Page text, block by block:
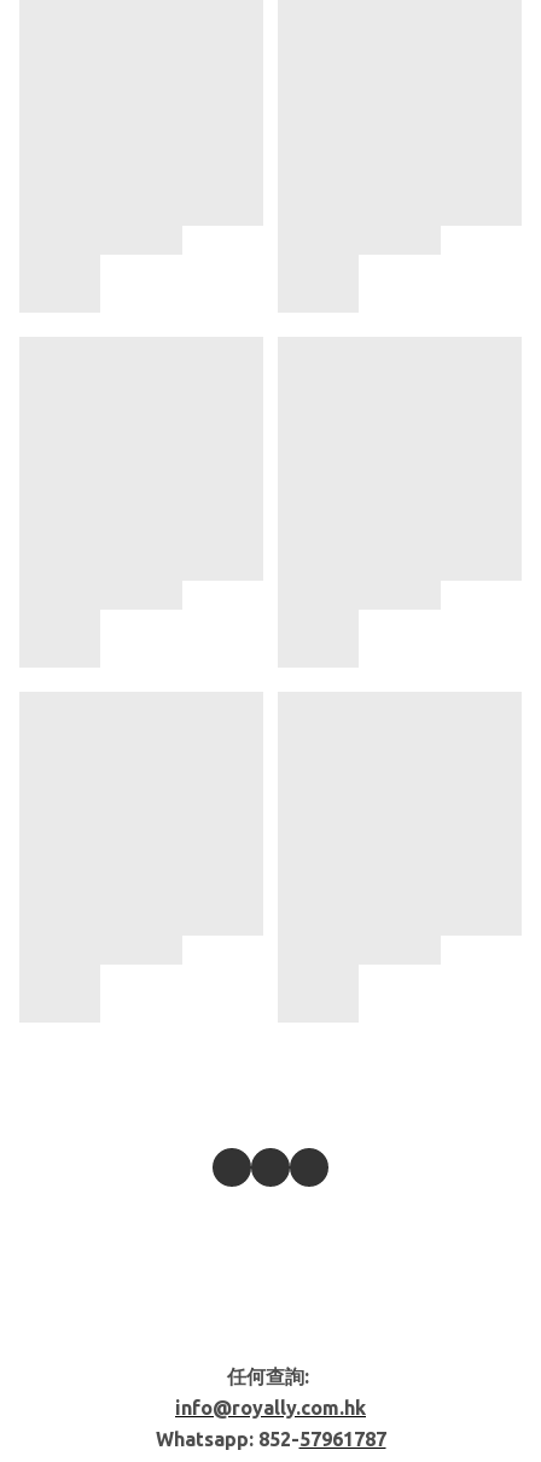
任何查詢:
info@royally.com.hk
Whatsapp: 852-57961787